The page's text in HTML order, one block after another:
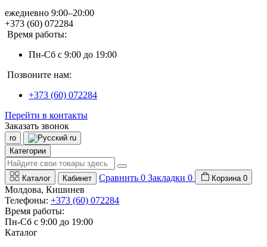
ежедневно 9:00–20:00
+373 (60) 072284
Время работы:
Пн-Сб с 9:00 до 19:00
Позвоните нам:
+373 (60) 072284
Перейти в контакты
Заказать звонок
ro
ru
Категории
Каталог Кабинет Сравнить 0 Закладки 0 Корзина 0
Молдова, Кишинев
Телефоны: +373 (60) 072284
Время работы:
Пн-Сб с 9:00 до 19:00
Каталог